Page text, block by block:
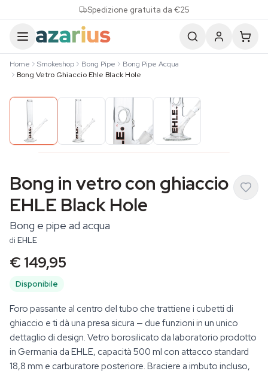
Spedizione gratuita da €25
Home Smokeshop Bong Pipe
Bong Pipe Acqua
Bong Vetro Ghiaccio Ehle Black Hole
Bong in vetro con ghiaccio
EHLE Black Hole
Bong e pipe ad acqua
di EHLE
€ 149,95
Disponibile
Foro passante al centro del tubo che trattiene i cubetti di
ghiaccio e ti dà una presa sicura — due funzioni in un unico
dettaglio di design. Vetro borosilicato da laboratorio prodotto
in Germania da EHLE, capacità 500 ml con attacco standard
18,8 mm e carburatore posteriore. Braciere a imbuto incluso,